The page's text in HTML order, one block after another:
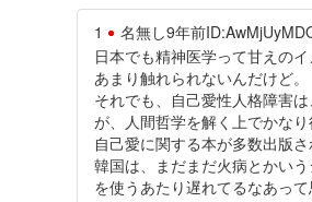
1 名無し9年前
日本でも精神医学って甘えのイ
あまり触れられないんだけど。
それでも、自己愛性人格障害
が、人間哲学を解く上でかなり
自己愛に関する本が多数出版さ
韓国は、まだまだ火病とかい
を使うあたり遅れてるなあって